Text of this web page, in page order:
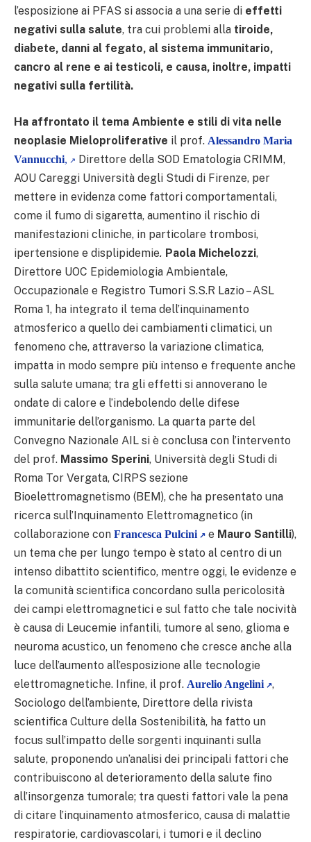
l’esposizione ai PFAS si associa a una serie di effetti
negativi sulla salute, tra cui problemi alla tiroide,
diabete, danni al fegato, al sistema immunitario,
cancro al rene e ai testicoli, e causa, inoltre, impatti
negativi sulla fertilità.
Ha affrontato il tema Ambiente e stili di vita nelle
neoplasie Mieloproliferative il prof. Alessandro Maria
Vannucchi,
Direttore della SOD Ematologia CRIMM,
AOU Careggi Università degli Studi di Firenze, per
mettere in evidenza come fattori comportamentali,
come il fumo di sigaretta, aumentino il rischio di
manifestazioni cliniche, in particolare trombosi,
ipertensione e displipidemie. Paola Michelozzi,
Direttore UOC Epidemiologia Ambientale,
Occupazionale e Registro Tumori S.S.R Lazio – ASL
Roma 1, ha integrato il tema dell’inquinamento
atmosferico a quello dei cambiamenti climatici, un
fenomeno che, attraverso la variazione climatica,
impatta in modo sempre più intenso e frequente anche
sulla salute umana; tra gli effetti si annoverano le
ondate di calore e l’indebolendo delle difese
immunitarie dell’organismo. La quarta parte del
Convegno Nazionale AIL si è conclusa con l’intervento
del prof. Massimo Sperini, Università degli Studi di
Roma Tor Vergata, CIRPS sezione
Bioelettromagnetismo (BEM), che ha presentato una
ricerca sull’Inquinamento Elettromagnetico (in
collaborazione con Francesca Pulcini e Mauro Santilli),
un tema che per lungo tempo è stato al centro di un
intenso dibattito scientifico, mentre oggi, le evidenze e
la comunità scientifica concordano sulla pericolosità
dei campi elettromagnetici e sul fatto che tale nocività
è causa di Leucemie infantili, tumore al seno, glioma e
neuroma acustico, un fenomeno che cresce anche alla
luce dell’aumento all’esposizione alle tecnologie
elettromagnetiche. Infine, il prof. Aurelio Angelini
,
Sociologo dell’ambiente, Direttore della rivista
scientifica Culture della Sostenibilità, ha fatto un
focus sull’impatto delle sorgenti inquinanti sulla
salute, proponendo un’analisi dei principali fattori che
contribuiscono al deterioramento della salute fino
all’insorgenza tumorale; tra questi fattori vale la pena
di citare l’inquinamento atmosferico, causa di malattie
respiratorie, cardiovascolari, i tumori e il declino